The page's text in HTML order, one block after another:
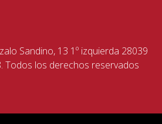
Sandino, 13 1º izquierda 28039
Todos los derechos reservados